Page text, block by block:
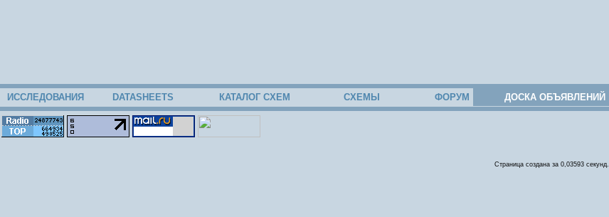
ИССЛЕДОВАНИЯ DATASHEETS КАТАЛОГ СХЕМ СХЕМЫ ФОРУМ ДОСКА ОБЪЯВЛЕНИЙ
Страница создана за 0,03593 секунд.